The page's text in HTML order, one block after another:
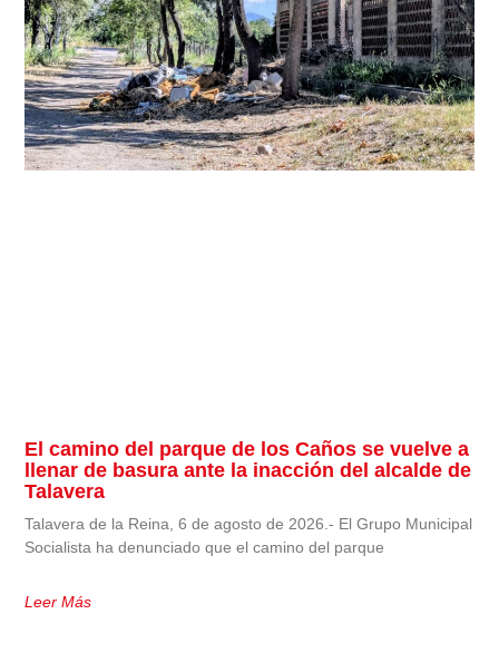
El camino del parque de los Caños se vuelve a
llenar de basura ante la inacción del alcalde de
Talavera
Talavera de la Reina, 6 de agosto de 2026.- El Grupo Municipal
Socialista ha denunciado que el camino del parque
Leer Más